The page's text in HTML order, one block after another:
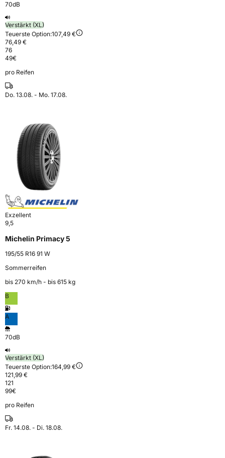
70dB
Verstärkt (XL)
Teuerste Option:107,49 €
76,49 €
76
49€
pro Reifen
Do. 13.08. - Mo. 17.08.
Exzellent
9,5
Michelin Primacy 5
195/55 R16 91 W
Sommerreifen
bis 270 km⁠/⁠h - bis 615 kg
B
A
70dB
Verstärkt (XL)
Teuerste Option:164,99 €
121,99 €
121
99€
pro Reifen
Fr. 14.08. - Di. 18.08.